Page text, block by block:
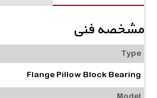
مشخصه فنی
Type
Flange Pillow Block Bearing